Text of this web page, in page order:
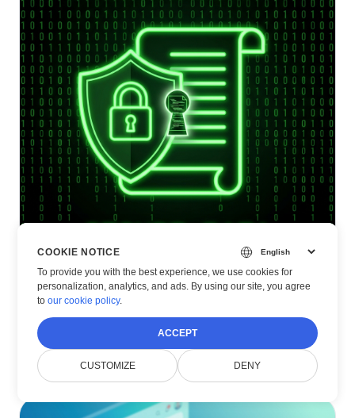
FEB 13, 2026• MIN READ
Säker dokumentvisning: bästa praxis
Read Article
COOKIE NOTICE
To provide you with the best experience, we use cookies for
personalization, analytics, and ads. By using our site, you agree
toour cookie policy.
ACCEPT
CUSTOMIZE DENY